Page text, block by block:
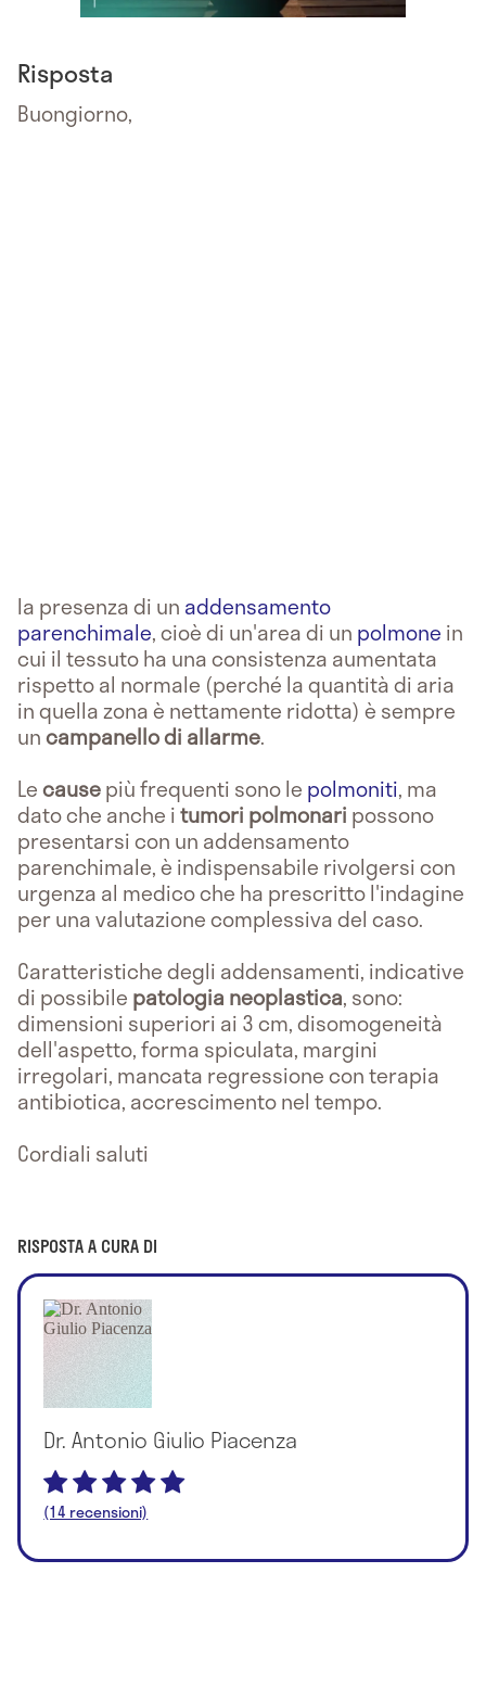
Risposta
Buongiorno,
la presenza di un addensamento
parenchimale, cioè di un'area di un polmone in
cui il tessuto ha una consistenza aumentata
rispetto al normale (perché la quantità di aria
in quella zona è nettamente ridotta) è sempre
uncampanello di allarme.
Lecausepiù frequenti sono le polmoniti, ma
dato che anche itumori polmonari possono
presentarsi con un addensamento
parenchimale, è indispensabile rivolgersi con
urgenza al medico che ha prescritto l'indagine
per una valutazione complessiva del caso.
Caratteristiche degli addensamenti, indicative
di possibile patologia neoplastica, sono:
dimensioni superiori ai 3 cm, disomogeneità
dell'aspetto, forma spiculata, margini
irregolari, mancata regressione con terapia
antibiotica, accrescimento nel tempo.
Cordiali saluti
RISPOSTA A CURA DI
Dr. Antonio Giulio Piacenza
(14 recensioni)